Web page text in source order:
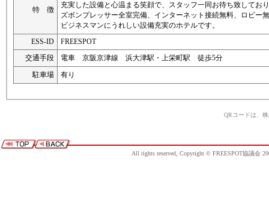
特 徴
充実した設備と心温まる笑顔で、スタッフ一同お待ち致してお
ズボンプレッサー全室完備、インターネット接続無料、ロビー
ビジネスマンにうれしい設備充実のホテルです。
ESS-ID
FREESPOT
交通手段
電車 京阪京津線 浜大津駅・上栄町駅 徒歩5分
駐車場
有り
QRコードは、
All rights reserved, Copyright © FREESPOT協議会